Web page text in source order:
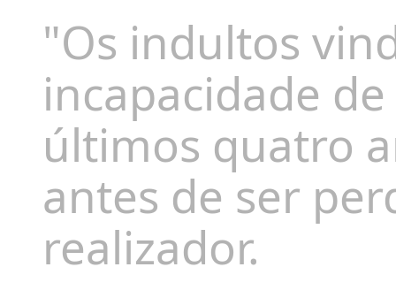
"Os indultos
incapacidade
últimos quatro
antes de ser
realizador.